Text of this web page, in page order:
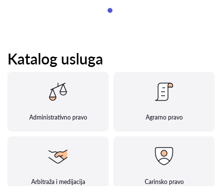
Katalog usluga
Administrativno pravo Agrarno pravo
Arbitraža i medijacija Carinsko pravo